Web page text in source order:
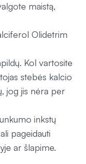
maistą,
Olidetrim
Kol vartosite
stebės kalcio
jog jis nėra per
inkstų
pageidauti
ar šlapime.